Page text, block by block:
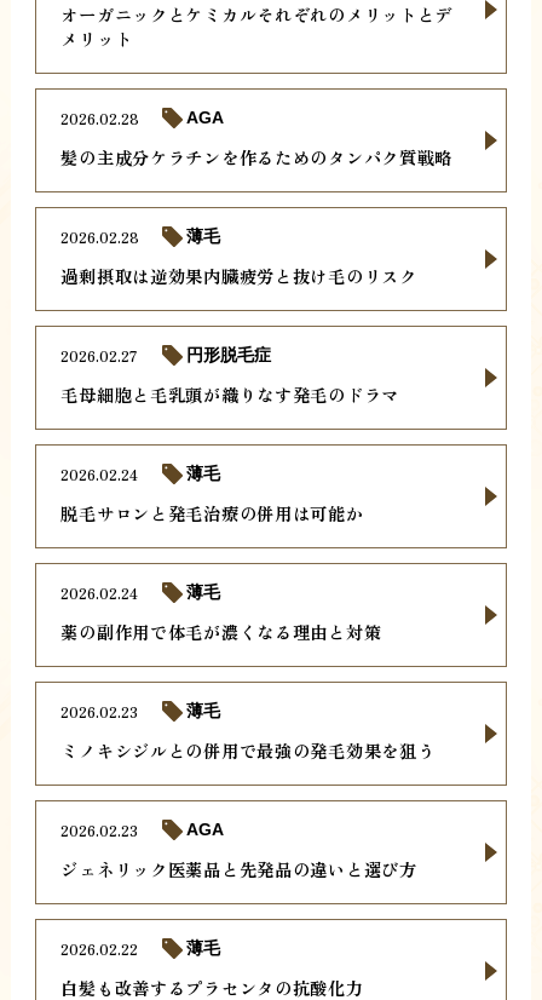
オーガニックとケミカルそれぞれのメリットとデ
メリット
髪の主成分ケラチンを作るためのタンパク質戦略
2026.02.28 AGA
過剰摂取は逆効果内臓疲労と抜け毛のリスク
2026.02.28 薄毛
毛母細胞と毛乳頭が織りなす発毛のドラマ
2026.02.27 円形脱毛症
脱毛サロンと発毛治療の併用は可能か
2026.02.24 薄毛
薬の副作用で体毛が濃くなる理由と対策
2026.02.24 薄毛
ミノキシジルとの併用で最強の発毛効果を狙う
2026.02.23 薄毛
ジェネリック医薬品と先発品の違いと選び方
2026.02.23 AGA
白髪も改善するプラセンタの抗酸化力
2026.02.22 薄毛